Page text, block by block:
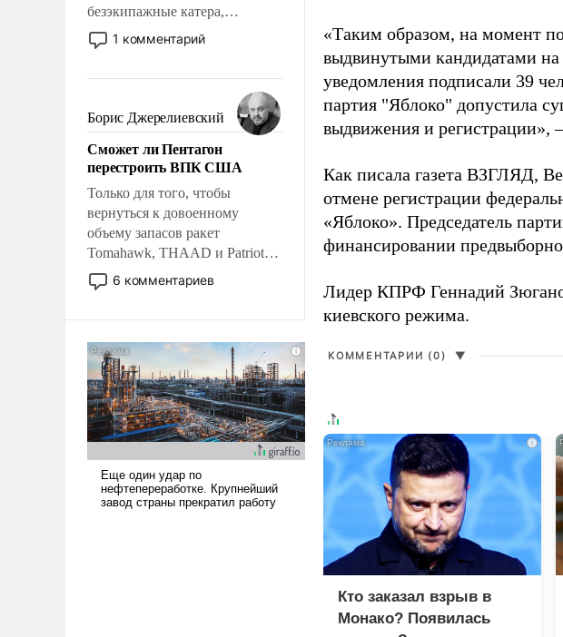
безэкипажные катера,
применение которых уже
стало обыденностью. Задача по
сложна и амбициозна. Однако
и ее реализация радикально
поднимет наши боевые
возможности.
1 комментарий
Борис Джерелиевский
Сможет ли Пентагон
перестроить ВПК США
Только для того, чтобы
вернуться к довоенному
объему запасов ракет
Tomahawk, THAAD и Patriot
США потребуется более трех
лет. Даже небольшая война с
Сложившаяся ситуация
означает многолетний период
уязвимости США, например,
перед Китаем.
6 комментариев
«Таким образом, на момент
выдвинутыми кандидатами на
уведомления подписали 39
партия "Яблоко" допустила
выдвижения и регистрации»,
Как писала газета ВЗГЛЯД,
отмене регистрации
«Яблоко». Председатель
финансировании
Лидер КПРФ Геннадий
киевского режима.
КОММЕНТАРИИ (0) ▼
i
Кто заказал взрыв в
Монако? Появилась